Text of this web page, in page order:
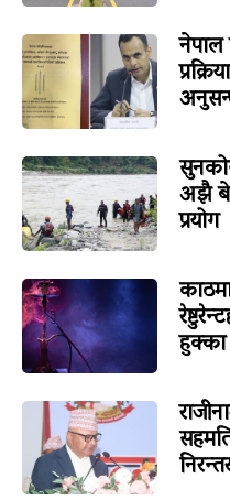
अझै
प्रयोग